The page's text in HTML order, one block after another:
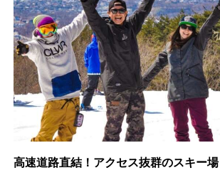
高速道路直結！アクセス抜群のスキー場